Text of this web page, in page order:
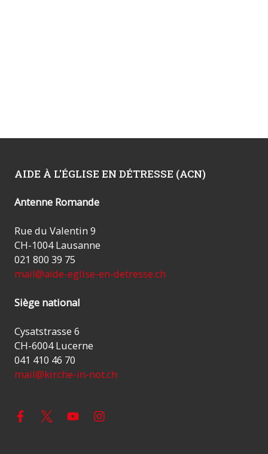
AIDE À L'ÉGLISE EN DÉTRESSE (ACN)
Antenne Romande
Rue du Valentin 9
CH-1004 Lausanne
021 800 39 75
mail@aide-eglise-en-detresse.ch
Siège national
Cysatstrasse 6
CH-6004 Lucerne
041 410 46 70
mail@kirche-in-not.ch